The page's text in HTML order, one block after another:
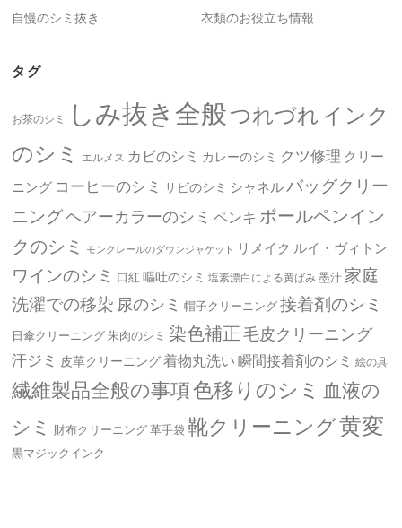
自慢のシミ抜き
衣類のお役立ち情報
タグ
お茶のシミ しみ抜き全般つれづれ インク
のシミ
エルメス カビのシミ カレーのシミ クツ修理 クリー
ニング コーヒーのシミ サビのシミ シャネルバッグクリー
ニングヘアーカラーのシミ ペンキ ボールペンイン
クのシミ
モンクレールのダウンジャケット リメイク ルイ・ヴィトン
ワインのシミ 口紅 嘔吐のシミ 塩素漂白による黄ばみ墨汁 家庭
洗濯での移染 尿のシミ 帽子クリーニング接着剤のシミ
日傘クリーニング朱肉のシミ 染色補正毛皮クリーニング
汗ジミ 皮革クリーニング着物丸洗い瞬間接着剤のシミ 絵の具
繊維製品全般の事項色移りのシミ 血液の
シミ
財布クリーニング革手袋 靴クリーニング黄変
黒マジックインク